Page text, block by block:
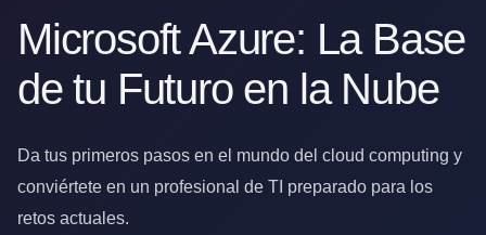
Microsoft Azure: La Base
de tu Futuro en la Nube
Da tus primeros pasos en el mundo del cloud computing y
conviértete en un profesional de TI preparado para los
retos actuales.